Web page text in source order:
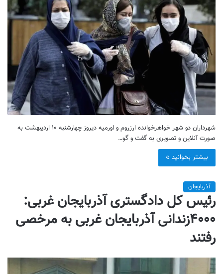
شهرداران دو شهر خواهرخوانده ارزروم و اورمیه دیروز چهارشنبه ۱۰ اردیبهشت به
صورت آنلاین و تصویری به گفت و گو…
بیشتر بخوانید »
آذربایجان
رئیس کل دادگستری آذربایجان غربی:
۴۰۰۰زندانی آذربایجان غربی به مرخصی
رفتند